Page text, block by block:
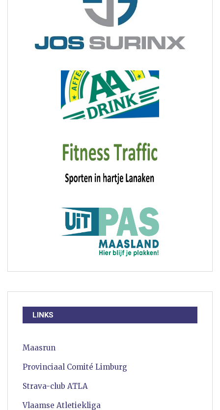
LINKS
Maasrun
Provinciaal Comité Limburg
Strava-club ATLA
Vlaamse Atletiekliga